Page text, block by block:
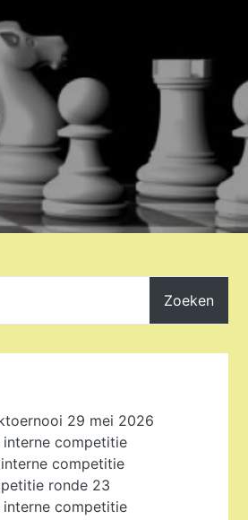
29 mei 2026
competitie
competitie
ronde 23
competitie